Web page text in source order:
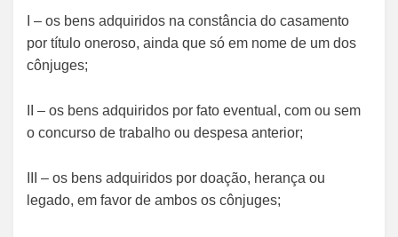
I – os bens adquiridos na constância do casamento
por título oneroso, ainda que só em nome de um dos
cônjuges;
II – os bens adquiridos por fato eventual, com ou sem
o concurso de trabalho ou despesa anterior;
III – os bens adquiridos por doação, herança ou
legado, em favor de ambos os cônjuges;